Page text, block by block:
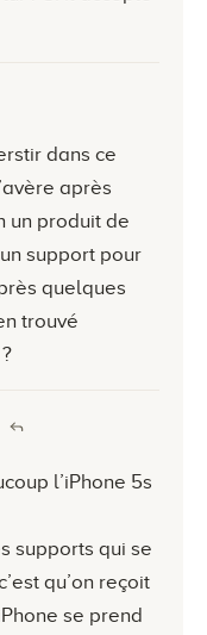
dans ce
après
un produit de
support pour
quelques
trouvé
l’iPhone 5s
supports qui se
qu’on reçoit
se prend